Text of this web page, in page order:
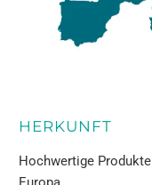
HERKUNFT
Hochwertige